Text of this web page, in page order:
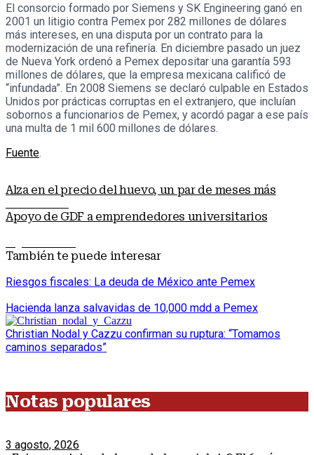
El consorcio formado por Siemens y SK Engineering ganó en
2001 un litigio contra Pemex por 282 millones de dólares
más intereses, en una disputa por un contrato para la
modernización de una refinería. En diciembre pasado un juez
de Nueva York ordenó a Pemex depositar una garantía 593
millones de dólares, que la empresa mexicana calificó de
“infundada”. En 2008 Siemens se declaró culpable en Estados
Unidos por prácticas corruptas en el extranjero, que incluían
sobornos a funcionarios de Pemex, y acordó pagar a ese país
una multa de 1 mil 600 millones de dólares.
Fuente.
Alza en el precio del huevo, un par de meses más
Apoyo de GDF a emprendedores universitarios
También te puede interesar
Riesgos fiscales: La deuda de México ante Pemex
Hacienda lanza salvavidas de 10,000 mdd a Pemex
Christian Nodal y Cazzu confirman su ruptura: “Tomamos
caminos separados”
Notas populares
3 agosto, 2026